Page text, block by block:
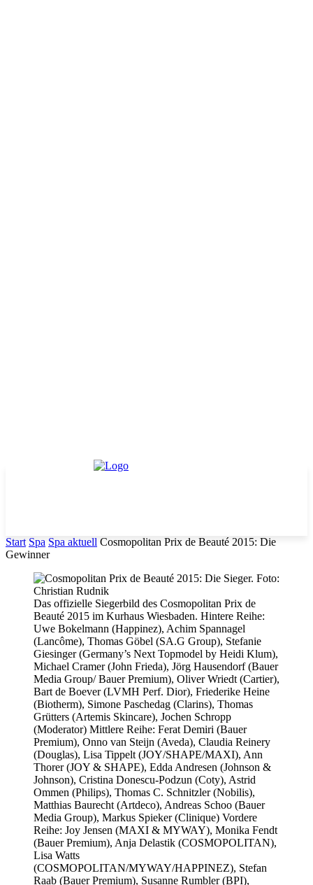
Start Spa Spa aktuell Cosmopolitan Prix de Beauté 2015: Die
Gewinner
Das offizielle Siegerbild des Cosmopolitan Prix de
Beauté 2015 im Kurhaus Wiesbaden. Hintere Reihe:
Uwe Bokelmann (Happinez), Achim Spannagel
(Lancôme), Thomas Göbel (SA.G Group), Stefanie
Giesinger (Germany’s Next Topmodel by Heidi Klum),
Michael Cramer (John Frieda), Jörg Hausendorf (Bauer
Media Group/ Bauer Premium), Oliver Wriedt (Cartier),
Bart de Boever (LVMH Perf. Dior), Friederike Heine
(Biotherm), Simone Paschedag (Clarins), Thomas
Grütters (Artemis Skincare), Jochen Schropp
(Moderator) Mittlere Reihe: Ferat Demiri (Bauer
Premium), Onno van Steijn (Aveda), Claudia Reinery
(Douglas), Lisa Tippelt (JOY/SHAPE/MAXI), Ann
Thorer (JOY & SHAPE), Edda Andresen (Johnson &
Johnson), Cristina Donescu-Podzun (Coty), Astrid
Ommen (Philips), Thomas C. Schnitzler (Nobilis),
Matthias Baurecht (Artdeco), Andreas Schoo (Bauer
Media Group), Markus Spieker (Clinique) Vordere
Reihe: Joy Jensen (MAXI & MYWAY), Monika Fendt
(Bauer Premium), Anja Delastik (COSMOPOLITAN),
Lisa Watts
(COSMOPOLITAN/MYWAY/HAPPINEZ), Stefan
Raab (Bauer Premium), Susanne Rumbler (BPI),